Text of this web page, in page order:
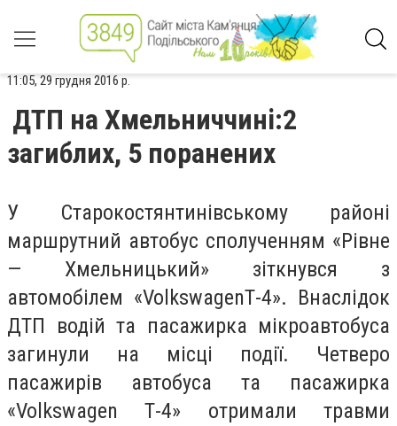
11:05, 29 грудня 2016 р.
ДТП на Хмельниччині:2
загиблих, 5 поранених
У Старокостянтинівському районі
маршрутний автобус сполученням «Рівне
— Хмельницький» зіткнувся з
автомобілем «VolkswagenТ-4». Внаслідок
ДТП водій та пасажирка мікроавтобуса
загинули на місці події. Четверо
пасажирів автобуса та пасажирка
«Volkswagen Т-4» отримали травми